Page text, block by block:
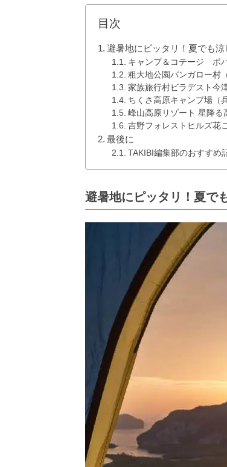
目次
避暑地にピッタリ！夏でも涼
キャンプ＆コテージ ポ
粗大地公園バンガロー村
家族旅行村ビラデスト今
ちくさ高原キャンプ場（
峰山高原リゾート 星降る
吉野フォレストヒルズ花
最後に
TAKIBI編集部のおすすめ
避暑地にピッタリ！夏で